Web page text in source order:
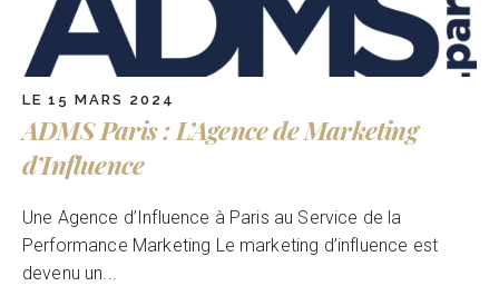
LE 15 MARS 2024
ADMS Paris : L’Agence de Marketing
d’Influence
Une Agence d’Influence à Paris au Service de la
Performance Marketing Le marketing d’influence est
devenu un...